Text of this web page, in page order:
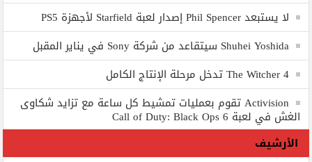
لا يستبعد Phil Spencer إصدار لعبة Starfield لأجهزة PS5
Shuhei Yoshida سيتقاعد من شركة Sony في يناير المقبل
The Witcher 4 تدخل مرحلة الإنتاج الكامل
Activision تقوم بعمليات تمشيط كل ساعة مع تزايد شكاوى
الغش في لعبة Call of Duty: Black Ops 6
الأرشيف